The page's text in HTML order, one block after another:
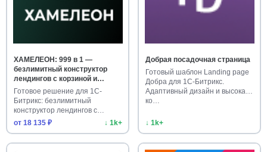
ХАМЕЛЕОН: 999 в 1 —
безлимитный конструктор
лендингов с корзиной и
автоворонками
Готовое решение для 1С-
Битрикс: безлимитный
конструктор лендингов с
корзиной и а…
от 18 135 ₽ ↓ 1k+
Добрая посадочная страница
Готовый шаблон Landing page
Добра для 1С-Битрикс.
Адаптивный дизайн и высокая
ко…
↓ 1k+